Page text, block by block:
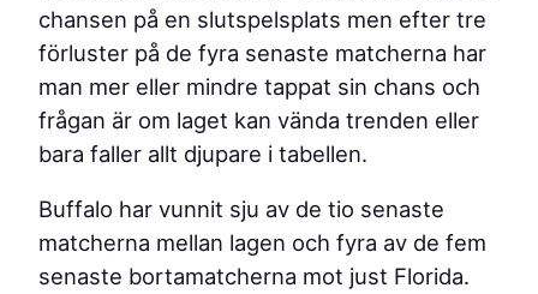
chansen på en slutspelsplats men efter tre
förluster på de fyra senaste matcherna har
man mer eller mindre tappat sin chans och
frågan är om laget kan vända trenden eller
bara faller allt djupare i tabellen.
Buffalo har vunnit sju av de tio senaste
matcherna mellan lagen och fyra av de fem
senaste bortamatcherna mot just Florida.